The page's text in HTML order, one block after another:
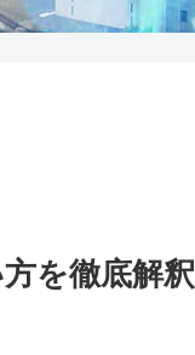
を徹底解釈